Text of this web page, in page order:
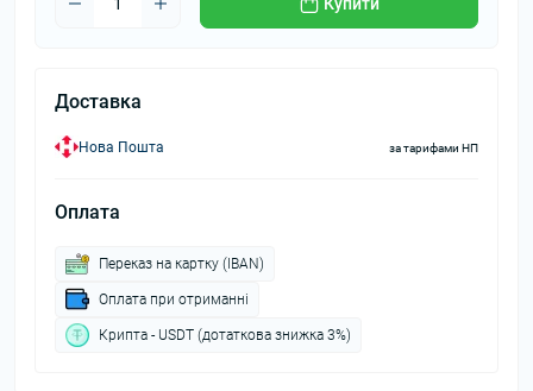
Доставка
Нова Пошта за тарифами НП
Оплата
Переказ на картку (IBAN)
Оплата при отриманні
Крипта - USDT (дотаткова знижка 3%)